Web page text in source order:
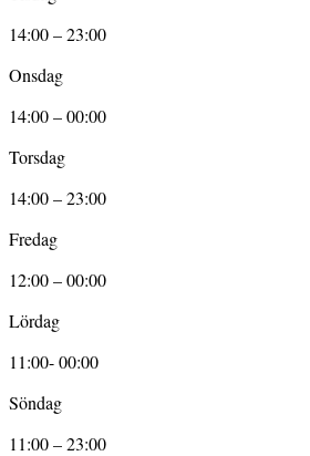
14:00 – 23:00
Onsdag
14:00 – 00:00
Torsdag
14:00 – 23:00
Fredag
12:00 – 00:00
Lördag
11:00- 00:00
Söndag
11:00 – 23:00